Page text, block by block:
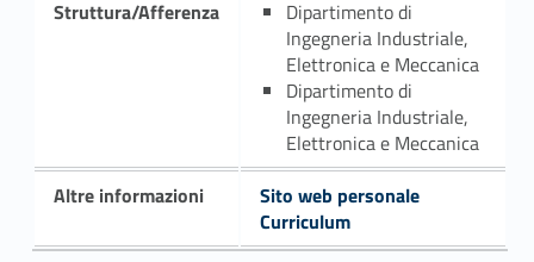
Struttura/Afferenza
Dipartimento di
Ingegneria Industriale,
Elettronica e Meccanica
Dipartimento di
Ingegneria Industriale,
Elettronica e Meccanica
Altre informazioni
Sito web personale
Curriculum